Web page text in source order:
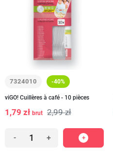
7324010 -40%
viGO! Cuillères à café - 10 pièces
1,79 zł brut 2,99 zł
- +